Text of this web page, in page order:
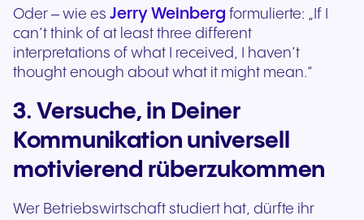
Oder – wie es Jerry Weinberg formulierte: „If I
can’t think of at least three different
interpretations of what I received, I haven’t
thought enough about what it might mean.“
3. Versuche, in Deiner
Kommunikation universell
motivierend rüberzukommen
Wer Betriebswirtschaft studiert hat, dürfte ihr